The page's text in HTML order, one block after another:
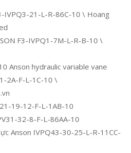
IVPQ3-21-L-R-86C-10 \ Hoang
F3-IVPQ1-7M-L-R-B-10 \
Anson hydraulic variable vane
2A-F-L-1C-10 \
19-12-F-L-1AB-10
32-8-F-L-86AA-10
Anson IVPQ43-30-25-L-R-11CC-